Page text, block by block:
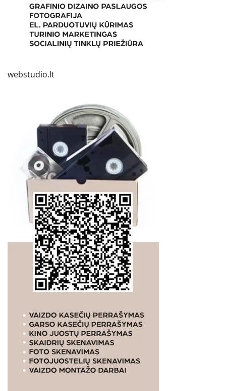
webstudio.lt